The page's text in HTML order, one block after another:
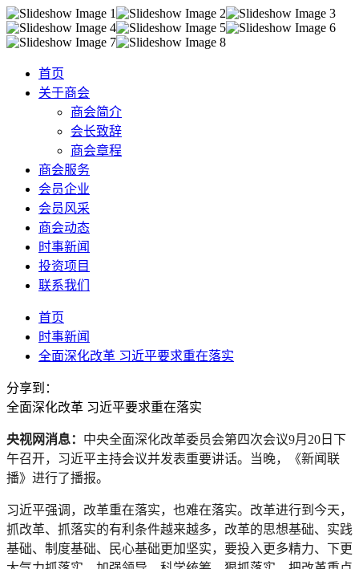
首页
关于商会
商会简介
会长致辞
商会章程
商会服务
会员企业
会员风采
商会动态
时事新闻
投资项目
联系我们
首页
时事新闻
全面深化改革 习近平要求重在落实
分享到：
全面深化改革 习近平要求重在落实
央视网消息： 中央全面深化改革委员会第四次会议9月20日下
午召开，习近平主持会议并发表重要讲话。当晚，《新闻联
播》进行了播报。
习近平强调，改革重在落实，也难在落实。改革进行到今天，
抓改革、抓落实的有利条件越来越多，改革的思想基础、实践
基础、制度基础、民心基础更加坚实，要投入更多精力、下更